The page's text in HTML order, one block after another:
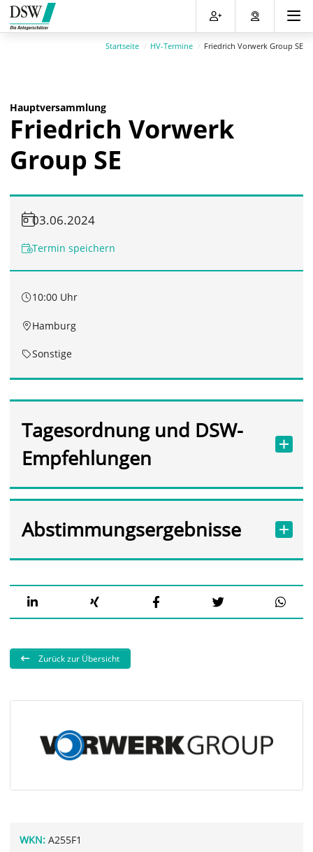
Direkt
zum
Inhalt
Direkt
zum
Hauptmenu
Direkt
zur
Suche
Direkt
zum
Footer
Startseite HV-Termine Friedrich Vorwerk Group SE
Hauptversammlung
Friedrich Vorwerk
Group SE
03.06.2024
Termin speichern
10:00 Uhr
Hamburg
Sonstige
Tagesordnung und DSW-
Empfehlungen
Abstimmungsergebnisse
Zurück zur Übersicht
WKN: A255F1